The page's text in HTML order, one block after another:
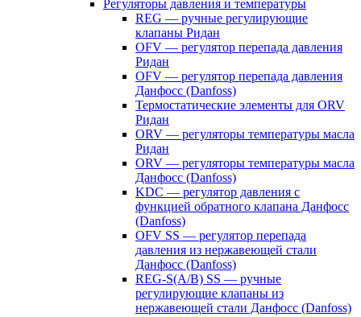
Регуляторы давления и температуры
REG — ручные регулирующие
клапаны Ридан
OFV — регулятор перепада давления
Ридан
OFV — регулятор перепада давления
Данфосс (Danfoss)
Термостатические элементы для ORV
Ридан
ORV — регуляторы температуры масла
Ридан
ORV — регуляторы температуры масла
Данфосс (Danfoss)
KDC — регулятор давления с
функцией обратного клапана Данфосс
(Danfoss)
OFV SS — регулятор перепада
давления из нержавеющей стали
Данфосс (Danfoss)
REG-S(A/B) SS — ручные
регулирующие клапаны из
нержавеющей стали Данфосс (Danfoss)